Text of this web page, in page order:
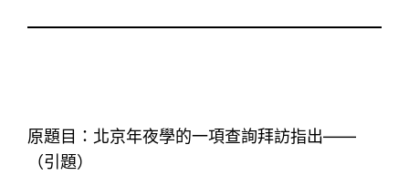
原題目：北京年夜學的一項查詢拜訪指出——
（引題）